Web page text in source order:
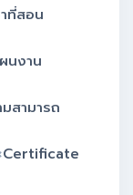
ที่สอน
นงาน
สามารถ
Certificate